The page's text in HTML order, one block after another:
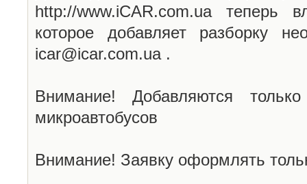
http://www.iCAR.com.ua теперь
которое добавляет разборку
icar@icar.com.ua .
Внимание! Добавляются
микроавтобусов
Внимание! Заявку оформлять